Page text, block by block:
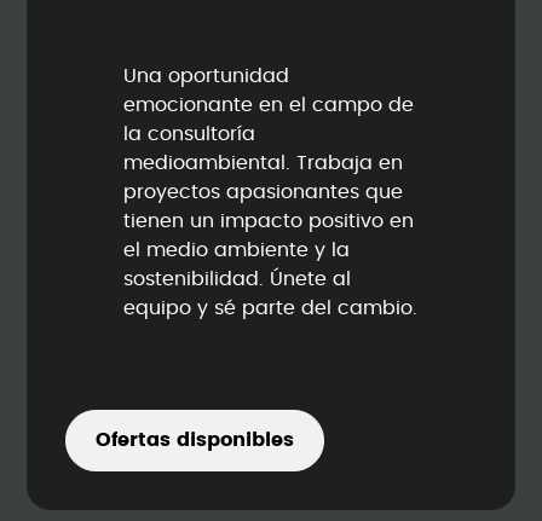
Una oportunidad
emocionante en el campo de
la consultoría
medioambiental. Trabaja en
proyectos apasionantes que
tienen un impacto positivo en
el medio ambiente y la
sostenibilidad. Únete al
equipo y sé parte del cambio.
Ofertas disponibles